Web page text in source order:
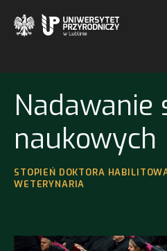
Nadawanie
naukowych
STOPIEŃ DOKTORA
WETERYNARIA